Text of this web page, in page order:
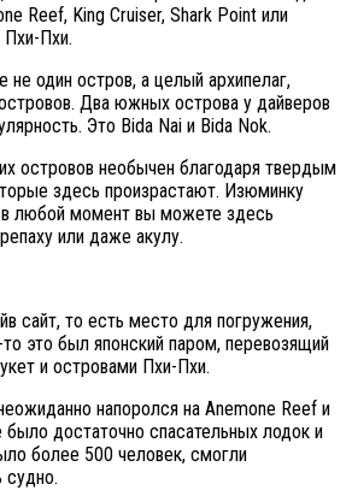
Reef, King Cruiser, Shark Point или
Пхи-Пхи.
один остров, а целый архипелаг,
Два южных острова у дайверов
Это Bida Nai и Bida Nok.
островов необычен благодаря твердым
здесь произрастают. Изюминку
в любой момент вы можете здесь
или даже акулу.
сайт, то есть место для погружения,
это был японский паром, перевозящий
и островами Пхи-Пхи.
напоролся на Anemone Reef и
было достаточно спасательных лодок и
более 500 человек, смогли
судно.